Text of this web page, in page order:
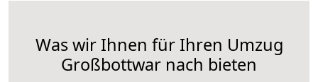
Was wir Ihnen für Ihren Umzug
Großbottwar nach bieten